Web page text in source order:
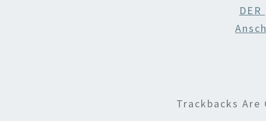
Trackbacks Are